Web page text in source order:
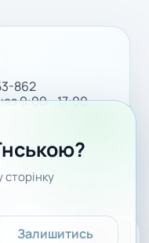
862
з 9:00 - 17:00
Залишитись